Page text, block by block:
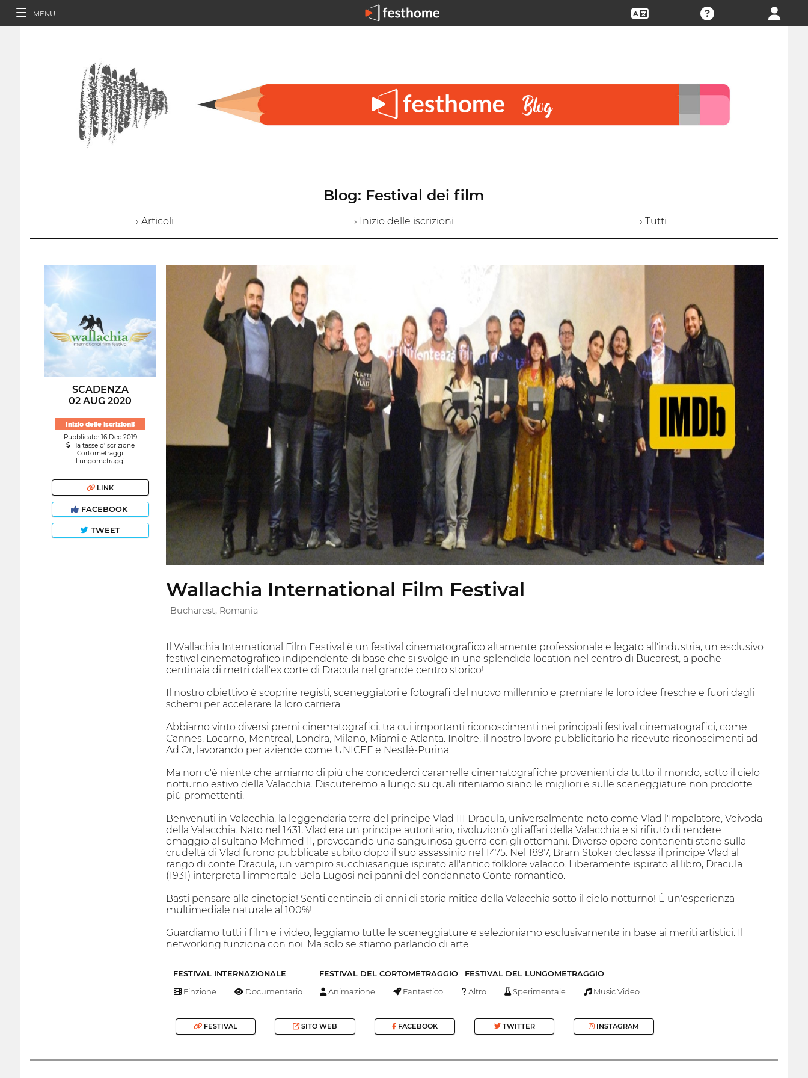
MENU
Blog: Festival dei film
› Articoli › Inizio delle iscrizioni › Tutti
SCADENZA
02 AUG 2020
Inizio delle iscrizioni!
Pubblicato: 16 Dec 2019
Ha tasse d'iscrizione
Cortometraggi
Lungometraggi
LINK
FACEBOOK
TWEET
Wallachia International Film Festival
Bucharest, Romania
Il Wallachia International Film Festival è un festival cinematografico altamente professionale e legato all'industria, un esclusivo
festival cinematografico indipendente di base che si svolge in una splendida location nel centro di Bucarest, a poche
centinaia di metri dall'ex corte di Dracula nel grande centro storico!
Il nostro obiettivo è scoprire registi, sceneggiatori e fotografi del nuovo millennio e premiare le loro idee fresche e fuori dagli
schemi per accelerare la loro carriera.
Abbiamo vinto diversi premi cinematografici, tra cui importanti riconoscimenti nei principali festival cinematografici, come
Cannes, Locarno, Montreal, Londra, Milano, Miami e Atlanta. Inoltre, il nostro lavoro pubblicitario ha ricevuto riconoscimenti ad
Ad'Or, lavorando per aziende come UNICEF e Nestlé-Purina.
Ma non c'è niente che amiamo di più che concederci caramelle cinematografiche provenienti da tutto il mondo, sotto il cielo
notturno estivo della Valacchia. Discuteremo a lungo su quali riteniamo siano le migliori e sulle sceneggiature non prodotte
più promettenti.
Benvenuti in Valacchia, la leggendaria terra del principe Vlad III Dracula, universalmente noto come Vlad l'Impalatore, Voivoda
della Valacchia. Nato nel 1431, Vlad era un principe autoritario, rivoluzionò gli affari della Valacchia e si rifiutò di rendere
omaggio al sultano Mehmed II, provocando una sanguinosa guerra con gli ottomani. Diverse opere contenenti storie sulla
crudeltà di Vlad furono pubblicate subito dopo il suo assassinio nel 1475. Nel 1897, Bram Stoker declassa il principe Vlad al
rango di conte Dracula, un vampiro succhiasangue ispirato all'antico folklore valacco. Liberamente ispirato al libro, Dracula
(1931) interpreta l'immortale Bela Lugosi nei panni del condannato Conte romantico.
Basti pensare alla cinetopia! Senti centinaia di anni di storia mitica della Valacchia sotto il cielo notturno! È un'esperienza
multimediale naturale al 100%!
Guardiamo tutti i film e i video, leggiamo tutte le sceneggiature e selezioniamo esclusivamente in base ai meriti artistici. Il
networking funziona con noi. Ma solo se stiamo parlando di arte.
FESTIVAL INTERNAZIONALE FESTIVAL DEL CORTOMETRAGGIO FESTIVAL DEL LUNGOMETRAGGIO
Finzione Documentario Animazione Fantastico Altro Sperimentale Music Video
FESTIVAL SITO WEB FACEBOOK TWITTER INSTAGRAM